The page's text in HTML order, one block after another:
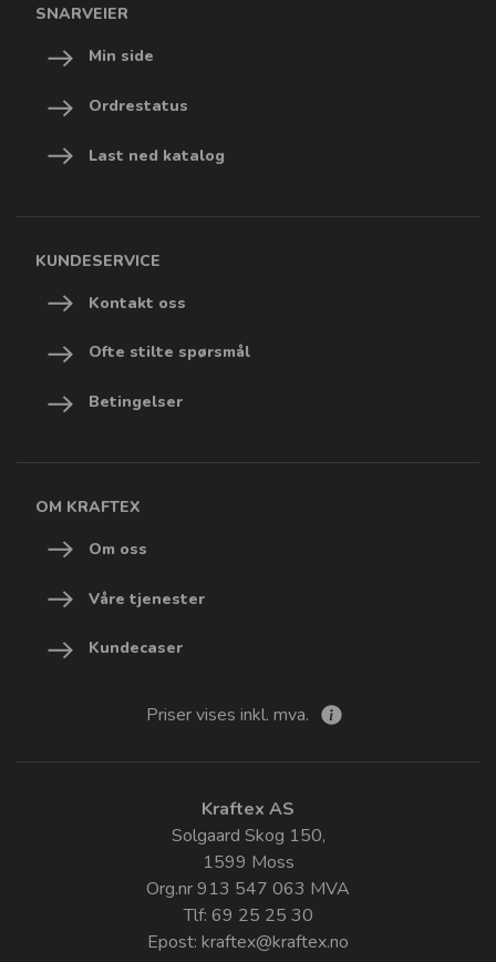
SNARVEIER
Min side
Ordrestatus
Last ned katalog
KUNDESERVICE
Kontakt oss
Ofte stilte spørsmål
Betingelser
OM KRAFTEX
Om oss
Våre tjenester
Kundecaser
Priser vises inkl. mva.
Kraftex AS
Solgaard Skog 150,
1599 Moss
Org.nr 913 547 063 MVA
Tlf: 69 25 25 30
Epost: kraftex@kraftex.no